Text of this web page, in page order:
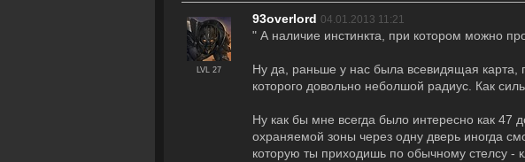
LVL 27
93overlord 04.01.2013 11:21
" А наличие инстинкта, при котором можно
Ну да, раньше у нас была всевидящая карта,
которого довольно неболшой радиус. Как
Ну как бы мне всегда было интересно как 47
охраняемой зоны через одну дверь иногда
которую ты приходишь по обычному стелсу -